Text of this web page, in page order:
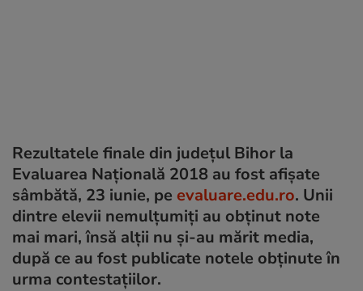
Rezultatele finale din județul Bihor la
Evaluarea Națională 2018 au fost afișate
sâmbătă, 23 iunie, pe evaluare.edu.ro. Unii
dintre elevii nemulțumiți au obținut note
mai mari, însă alții nu și-au mărit media,
după ce au fost publicate notele obținute în
urma contestațiilor.